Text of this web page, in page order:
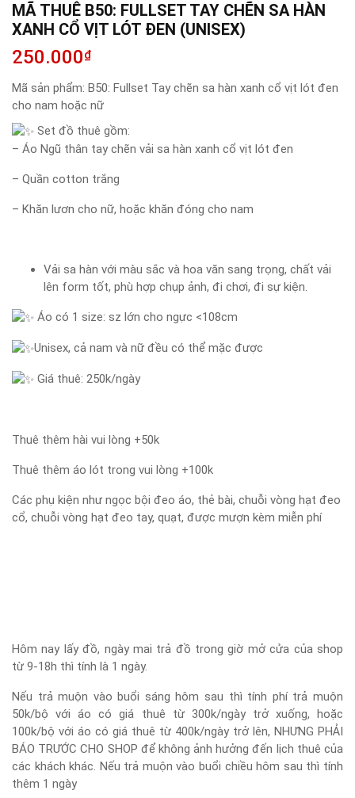
MÃ THUÊ B50: FULLSET TAY CHẼN SA HÀN
XANH CỔ VỊT LÓT ĐEN (UNISEX)
250.000₫
Mã sản phẩm: B50: Fullset Tay chẽn sa hàn xanh cổ vịt lót đen
cho nam hoặc nữ
Set đồ thuê gồm:
– Áo Ngũ thân tay chẽn vải sa hàn xanh cổ vịt lót đen
– Quần cotton trắng
– Khăn lươn cho nữ, hoặc khăn đóng cho nam
Vải sa hàn với màu sắc và hoa văn sang trọng, chất vải
lên form tốt, phù hợp chụp ảnh, đi chơi, đi sự kiện.
Áo có 1 size: sz lớn cho ngực <108cm
Unisex, cả nam và nữ đều có thể mặc được
Giá thuê: 250k/ngày
Thuê thêm hài vui lòng +50k
Thuê thêm áo lót trong vui lòng +100k
Các phụ kiện như ngọc bội đeo áo, thẻ bài, chuỗi vòng hạt đeo
cổ, chuỗi vòng hạt đeo tay, quạt, được mượn kèm miễn phí
Hôm nay lấy đồ, ngày mai trả đồ trong giờ mở cửa của shop
từ 9-18h thì tính là 1 ngày.
Nếu trả muộn vào buổi sáng hôm sau thì tính phí trả muộn
50k/bộ với áo có giá thuê từ 300k/ngày trở xuống, hoặc
100k/bộ với áo có giá thuê từ 400k/ngày trở lên, NHƯNG PHẢI
BÁO TRƯỚC CHO SHOP để không ảnh hưởng đến lịch thuê của
các khách khác. Nếu trả muộn vào buổi chiều hôm sau thì tính
thêm 1 ngày